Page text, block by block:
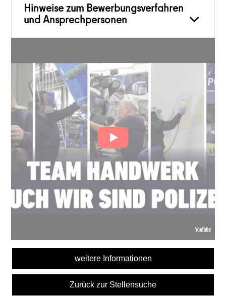
Hinweise zum Bewerbungsverfahren
und Ansprechpersonen
weitere Informationen
Zurück zur Stellensuche